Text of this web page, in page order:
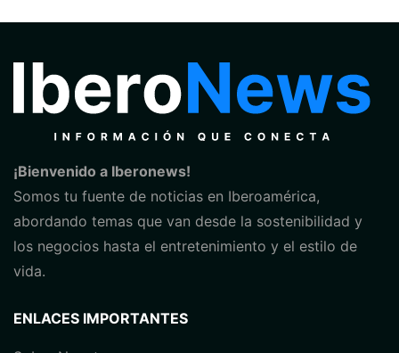
¡Bienvenido a Iberonews!
Somos tu fuente de noticias en Iberoamérica,
abordando temas que van desde la sostenibilidad y
los negocios hasta el entretenimiento y el estilo de
vida.
ENLACES IMPORTANTES